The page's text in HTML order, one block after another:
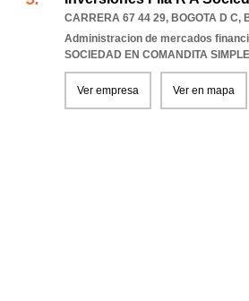
CARRERA 67 44 29, BOGOTA D C,
Administracion de mercados
SOCIEDAD EN COMANDITA SIMPLE
Ver empresa Ver en mapa